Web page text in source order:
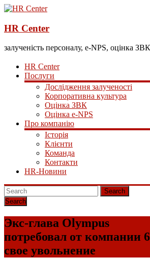
HR Center
залученість персоналу, e-NPS, оцінка ЗВК
HR Center
Послуги
Дослідження залученості
Корпоративна культура
Оцінка ЗВК
Оцінка e-NPS
Про компанію
Історія
Клієнти
Команда
Контакти
HR-Новини
Search
Экс-глава Olympus
потребовал от компании
свое увольнение